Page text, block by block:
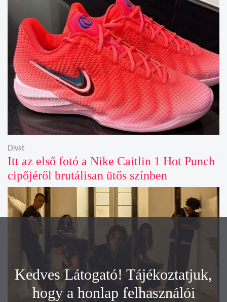
Itt az első fotó a Nike Caitlin 1 Hot Punch
cipőjéről brutálisan ütős színben
Divat
Kedves Látogató! Tájékoztatjuk,
hogy a honlap felhasználói